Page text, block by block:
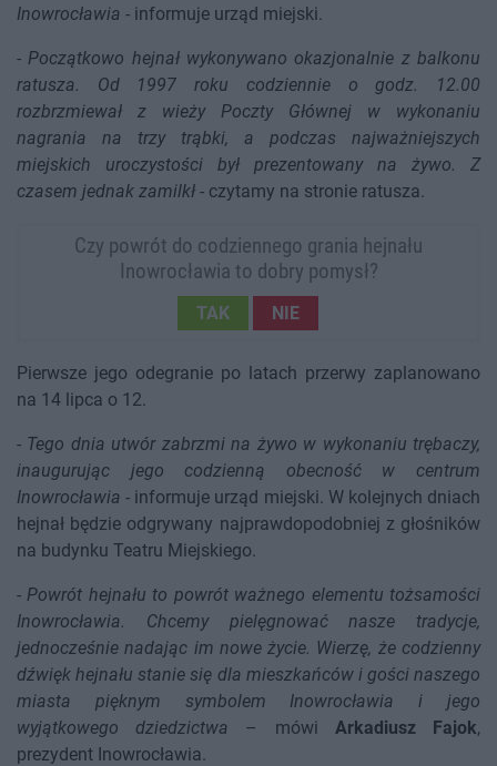
Inowrocławia - informuje urząd miejski.
-Początkowo hejnał wykonywano okazjonalnie z balkonu
ratusza. Od 1997 roku codziennie o godz. 12.00
rozbrzmiewał z wieży Poczty Głównej w wykonaniu
nagrania na trzy trąbki, a podczas najważniejszych
miejskich uroczystości był prezentowany na żywo. Z
czasem jednak zamilkł - czytamy na stronie ratusza.
Czy powrót do codziennego grania hejnału
Inowrocławia to dobry pomysł?
TAK NIE
Pierwsze jego odegranie po latach przerwy zaplanowano
na 14 lipca o 12.
- Tego dnia utwór zabrzmi na żywo w wykonaniu trębaczy,
inaugurując jego codzienną obecność w centrum
Inowrocławia - informuje urząd miejski. W kolejnych dniach
hejnał będzie odgrywany najprawdopodobniej z głośników
na budynku Teatru Miejskiego.
-Powrót hejnału to powrót ważnego elementu tożsamości
Inowrocławia. Chcemy pielęgnować nasze tradycje,
jednocześnie nadając im nowe życie. Wierzę, że codzienny
dźwięk hejnału stanie się dla mieszkańców i gości naszego
miasta pięknym symbolem Inowrocławia i jego
wyjątkowego dziedzictwa – mówi Arkadiusz Fajok,
prezydent Inowrocławia.